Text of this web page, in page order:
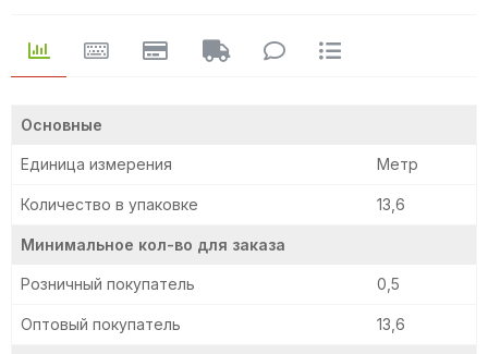
Основные
Единица измерения Метр
Количество в упаковке 13,6
Минимальное кол-во для заказа
Розничный покупатель 0,5
Оптовый покупатель 13,6